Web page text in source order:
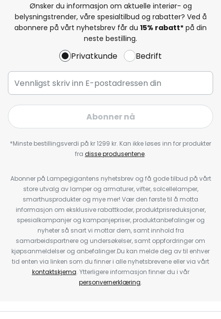
Ønsker du informasjon om aktuelle interiør- og
belysningstrender, våre spesialtilbud og rabatter? Ved å
abonnere på vårt nyhetsbrev får du 15% rabatt* på din
neste bestilling.
Privatkunde Bedrift
Abonner nå
*Minste bestillingsverdi på kr 1299 kr. Kan ikke løses inn for produkter
fra disse produsentene.
Abonner på Lampegigantens nyhetsbrev og få gode tilbud på vårt
store utvalg av lamper og armaturer, vifter, solcellelamper,
smarthusprodukter og mye mer! Vær den første til å motta
informasjon om eksklusive rabattkoder, produktprisreduksjoner,
spesialkampanjer og kampanjepriser, produktanbefalinger og
nyheter så snart vi mottar dem, samt innhold fra
samarbeidspartnere og undersøkelser, samt oppfordringer om
kjøpsanmeldelser og anbefalinger.Du kan melde deg av til enhver
tid enten via linken som du finner i alle nyhetsbrevene eller via vårt
kontaktskjema. Ytterligere informasjon finner du i vår
personvernerklæring.